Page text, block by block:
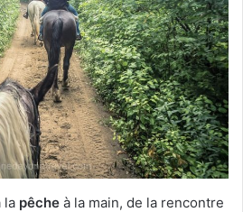
la pêche à la main, de la rencontre